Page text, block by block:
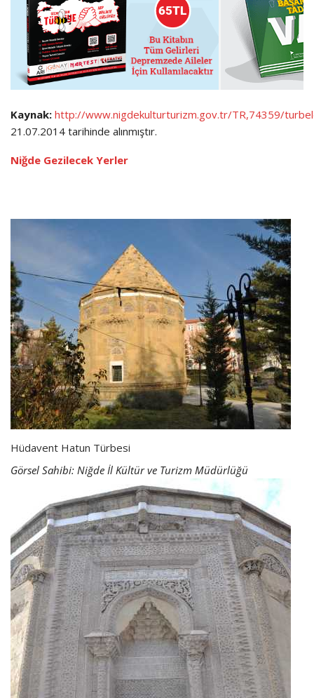
Kaynak: http://www.nigdekulturturizm.gov.tr/TR,74359/
21.07.2014 tarihinde alınmıştır.
Niğde Gezilecek Yerler
Hüdavent Hatun Türbesi
Görsel Sahibi: Niğde İl Kültür ve Turizm Müdürlüğü